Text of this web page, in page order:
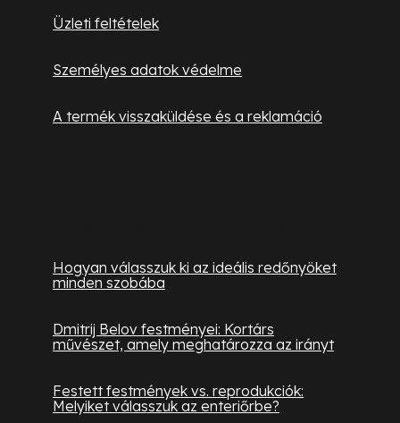
Üzleti feltételek
Személyes adatok védelme
A termék visszaküldése és a reklamáció
Hogyan válasszuk ki az ideális redőnyöket
minden szobába
Dmitrij Belov festményei: Kortárs
művészet, amely meghatározza az irányt
Festett festmények vs. reprodukciók:
Melyiket válasszuk az enteriőrbe?